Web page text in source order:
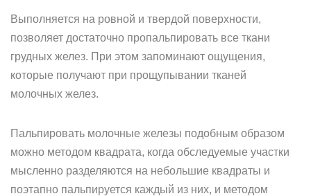
Выполняется на ровной и твердой поверхности,
позволяет достаточно пропальпировать все ткани
грудных желез. При этом запоминают ощущения,
которые получают при прощупывании тканей
молочных желез.
Пальпировать молочные железы подобным образом
можно методом квадрата, когда обследуемые участки
мысленно разделяются на небольшие квадраты и
поэтапно пальпируется каждый из них, и методом